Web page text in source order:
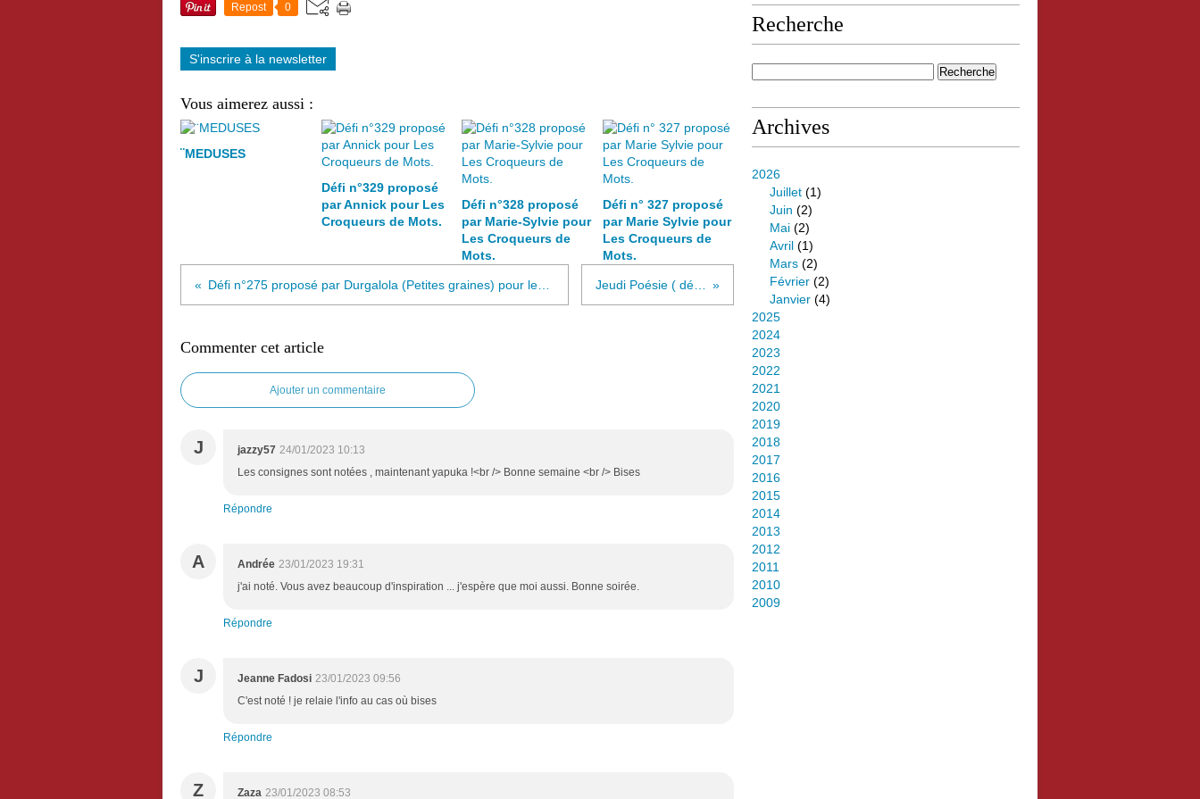
Repost 0
S'inscrire à la newsletter
Vous aimerez aussi :
¨MEDUSES
Défi n°329 proposé
par Annick pour Les
Croqueurs de Mots.
Défi n°328 proposé
par Marie-Sylvie pour
Les Croqueurs de
Mots.
Défi n° 327 proposé
par Marie Sylvie pour
Les Croqueurs de
Mots.
Jeudi Poésie ( défi n°276)
Commenter cet article
Ajouter un commentaire
J jazzy57 24/01/2023 10:13
Les consignes sont notées , maintenant yapuka !<br /> Bonne semaine <br /> Bises
Répondre
A Andrée 23/01/2023 19:31
j'ai noté. Vous avez beaucoup d'inspiration ... j'espère que moi aussi. Bonne soirée.
Répondre
J Jeanne Fadosi 23/01/2023 09:56
C'est noté ! je relaie l'info au cas où bises
Répondre
Z Zaza 23/01/2023 08:53
Recherche
Archives
2026
Juillet (1)
Juin (2)
Mai (2)
Avril (1)
Mars (2)
Février (2)
Janvier (4)
2025
2024
2023
2022
2021
2020
2019
2018
2017
2016
2015
2014
2013
2012
2011
2010
2009